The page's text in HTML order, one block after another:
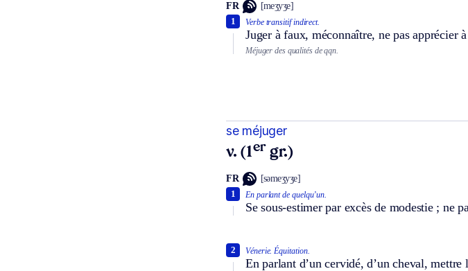
FR [meʒyʒe]
Verbe transitif indirect.
Juger à faux, méconnaître, ne pas apprécier
1
Méjuger des qualités de qqn.
se méjuger
v. (1er gr.)
FR [səmeʒyʒe]
En parlant de quelqu’un.
Se sous-estimer par excès de modestie ; ne
1
Vénerie. Équitation.
En parlant d’un cervidé, d’un cheval, mettre
2